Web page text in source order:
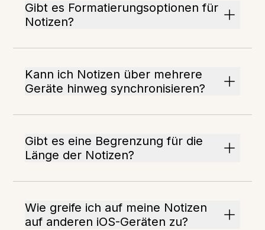
Gibt es Formatierungsoptionen für
Notizen?
Kann ich Notizen über mehrere
Geräte hinweg synchronisieren?
Gibt es eine Begrenzung für die
Länge der Notizen?
Wie greife ich auf meine Notizen
auf anderen iOS-Geräten zu?